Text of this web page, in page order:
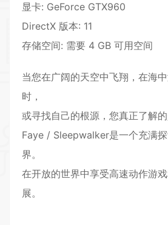
显卡: GeForce GTX960
DirectX 版本: 11
存储空间: 需要 4 GB 可用空间
当您在广阔的天空中飞翔，在海
时，
或寻找自己的根源，您真正了解
Faye / Sleepwalker是一个充满
界。
在开放的世界中享受高速动作游
展。